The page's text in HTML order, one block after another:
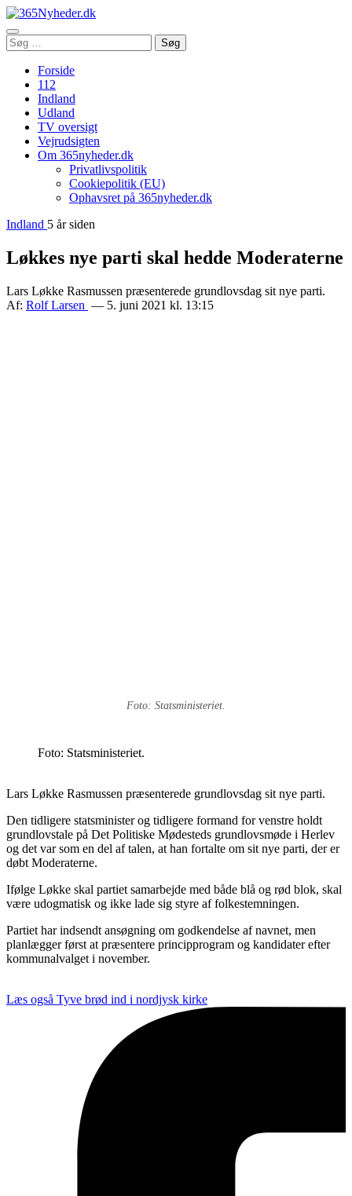
Åbn
menu
Søg
efter:
Søg
Forside
112
Indland
Udland
TV oversigt
Vejrudsigten
Om 365nyheder.dk
Privatlivspolitik
Cookiepolitik (EU)
Ophavsret på 365nyheder.dk
Indland 5 år siden
Løkkes nye parti skal hedde Moderaterne
Lars Løkke Rasmussen præsenterede grundlovsdag sit nye parti.
Af: Rolf Larsen — 5. juni 2021 kl. 13:15
Foto: Statsministeriet.
Foto: Statsministeriet.
Lars Løkke Rasmussen præsenterede grundlovsdag sit nye parti.
Den tidligere statsminister og tidligere formand for venstre holdt
grundlovstale på Det Politiske Mødesteds grundlovsmøde i Herlev
og det var som en del af talen, at han fortalte om sit nye parti, der er
døbt Moderaterne.
Ifølge Løkke skal partiet samarbejde med både blå og rød blok, skal
være udogmatisk og ikke lade sig styre af folkestemningen.
Partiet har indsendt ansøgning om godkendelse af navnet, men
planlægger først at præsentere principprogram og kandidater efter
kommunalvalget i november.
Læs også Tyve brød ind i nordjysk kirke